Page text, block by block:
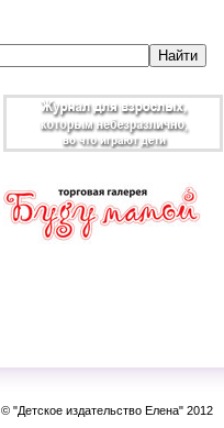
© "Детское издательство Елена" 2012